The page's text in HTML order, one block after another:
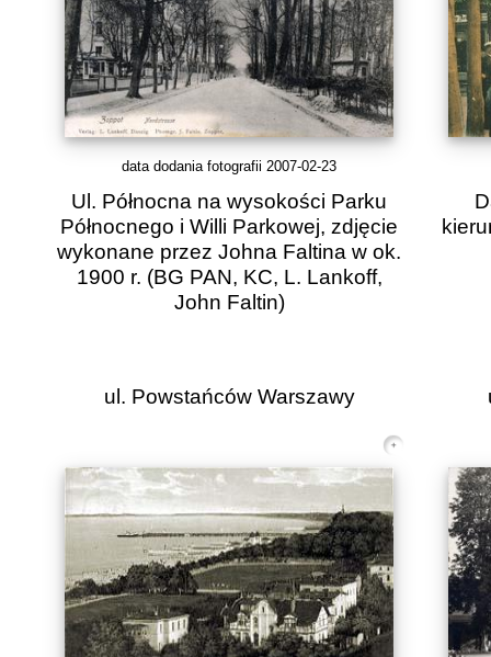
data dodania fotografii 2007-02-23
Ul. Północna na wysokości Parku
Północnego i Willi Parkowej, zdjęcie
wykonane przez Johna Faltina w ok.
1900 r. (BG PAN, KC, L. Lankoff,
John Faltin)
ul. Powstańców Warszawy